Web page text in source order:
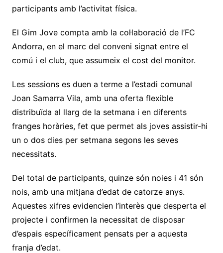
participants amb l’activitat física.
El Gim Jove compta amb la col·laboració de l’FC
Andorra, en el marc del conveni signat entre el
comú i el club, que assumeix el cost del monitor.
Les sessions es duen a terme a l’estadi comunal
Joan Samarra Vila, amb una oferta flexible
distribuïda al llarg de la setmana i en diferents
franges horàries, fet que permet als joves assistir-hi
un o dos dies per setmana segons les seves
necessitats.
Del total de participants, quinze són noies i 41 són
nois, amb una mitjana d’edat de catorze anys.
Aquestes xifres evidencien l’interès que desperta el
projecte i confirmen la necessitat de disposar
d’espais específicament pensats per a aquesta
franja d’edat.